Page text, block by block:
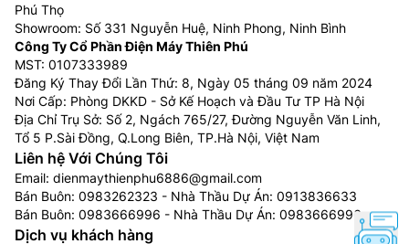
Phú Thọ
Showroom: Số 331 Nguyễn Huệ, Ninh Phong, Ninh Bình
Công Ty Cổ Phần Điện Máy Thiên Phú
MST: 0107333989
Đăng Ký Thay Đổi Lần Thứ: 8, Ngày 05 tháng 09 năm 2024
Nơi Cấp: Phòng DKKD - Sở Kế Hoạch và Đầu Tư TP Hà Nội
Địa Chỉ Trụ Sở: Số 2, Ngách 765/27, Đường Nguyễn Văn Linh,
Tổ 5 P.Sài Đồng, Q.Long Biên, TP.Hà Nội, Việt Nam
Liên hệ Với Chúng Tôi
Email: dienmaythienphu6886@gmail.com
Bán Buôn: 0983262323 - Nhà Thầu Dự Án: 0913836633
Bán Buôn: 0983666996 - Nhà Thầu Dự Án: 0983666996
Dịch vụ khách hàng